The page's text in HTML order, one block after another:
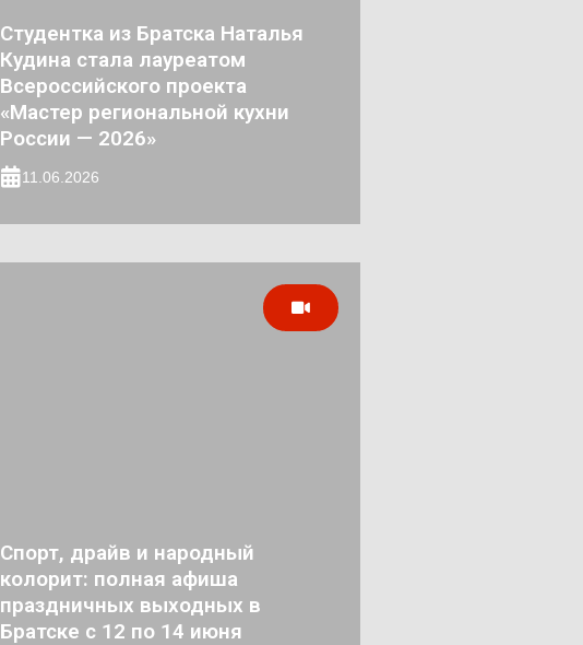
Студентка из Братска Наталья
Кудина стала лауреатом
Всероссийского проекта
«Мастер региональной кухни
России — 2026»
11.06.2026
Спорт, драйв и народный
колорит: полная афиша
праздничных выходных в
Братске с 12 по 14 июня